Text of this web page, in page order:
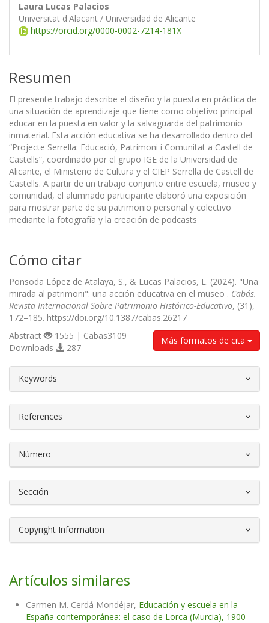
Laura Lucas Palacios
Universitat d'Alacant / Universidad de Alicante
https://orcid.org/0000-0002-7214-181X
Resumen
El presente trabajo describe el diseño y la puesta en práctica de
una situación de aprendizaje que tiene como objetivo principal
educar en la puesta en valor y la salvaguarda del patrimonio
inmaterial. Esta acción educativa se ha desarrollado dentro del
“Projecte Serrella: Educació, Patrimoni i Comunitat a Castell de
Castells”, coordinado por el grupo IGE de la Universidad de
Alicante, el Ministerio de Cultura y el CIEP Serrella de Castell de
Castells. A partir de un trabajo conjunto entre escuela, museo y
comunidad, el alumnado participante elaboró una exposición
para mostrar parte de su patrimonio personal y colectivo
mediante la fotografía y la creación de podcasts
Cómo citar
Ponsoda López de Atalaya, S., & Lucas Palacios, L. (2024). "Una
mirada al patrimoni": una acción educativa en el museo . Cabás.
Revista Internacional Sobre Patrimonio Histórico-Educativo, (31),
172–185. https://doi.org/10.1387/cabas.26217
Más formatos de cita
Abstract
1555 | Cabas3109
Downloads
287
Keywords
References
Número
Sección
Copyright Information
Artículos similares
Carmen M. Cerdá Mondéjar, Educación y escuela en la
España contemporánea: el caso de Lorca (Murcia), 1900-